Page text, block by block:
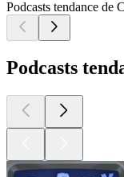
Podcasts tendance de
Podcasts